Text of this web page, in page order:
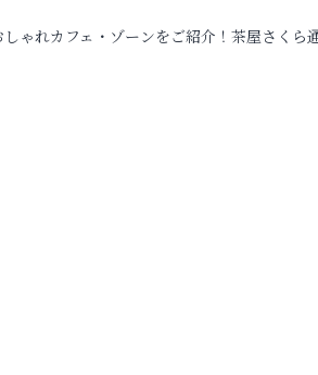
ゃれカフェ・ゾーンをご紹介！茶屋さくら